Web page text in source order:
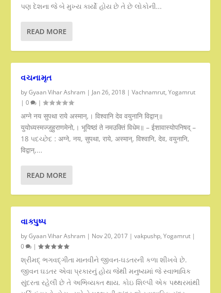
પણ દેશના જે બે મુખ્ય કાર્યો હોય છે તે છે લોકોની...
READ MORE
વચનામૃત
byGyaan Vihar Ashram | Jan 26, 2018 |Vachnamrut,Yogamrut
|0 |
अग्ने नय सुपथा राये अस्मान्,। विश्वानि देव वयुनानि विद्वान्॥
युयोध्यस्मज्जुहुराणमेनो,। भूयिष्ठां ते नमउक्तिं विधेम॥ – ईशावास्योपनिषद् –
18 પદચ્છેદ : अग्ने, नय, सुपथा, राये, अस्मान्, विश्वानि, देव, वयुनानि,
विद्वान्,...
READ MORE
વાક્પુષ્પ
byGyaan Vihar Ashram | Nov 20, 2017 |vakpushp,Yogamrut |
0
|
શ્રીમદ્ ભગવદ્ગીતા માનવીને જીવન-ઘડતરની કળા શીખવે છે.
જીવન ઘડતર એવા પ્રકારનું હોય જેથી મનુષ્યમાં જે સ્વાભાવિક
સુંદરતા રહેલી છે તે અભિવ્યક્ત થાય. કોઇ શિલ્પી એક પથ્થરમાંથી